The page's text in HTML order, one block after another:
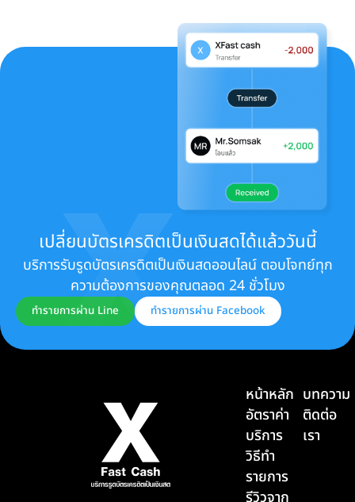
เปลี่ยนบัตรเครดิตเป็นเงินสดได้แล้ววันนี้
บริการรับรูดบัตรเครดิตเป็นเงินสดออนไลน์ ตอบโจทย์ทุก
ความต้องการของคุณตลอด 24 ชั่วโมง
ทำรายการผ่าน Line ทำรายการผ่าน Facebook
หน้าหลัก
อัตราค่า
บริการ
วิธีทำ
รายการ
รีวิวจาก
บทความ
ติดต่อ
เรา